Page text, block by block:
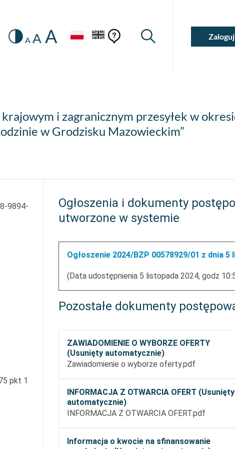
HEADER.SETTINGS_SR
Zmiana
A A A
Pomoc
PomocWyszukiwarka
Moje
i zagranicznym przesyłek w
w Grodzisku Mazowieckim”
9894-
pkt 1
Ogłoszenia i dokumenty
utworzone w systemie
Ogłoszenie 2024/BZP 00578929/01 z dnia 5
(Data udostępnienia 5 listopada 2024, godz
Pozostałe dokumenty
ZAWIADOMIENIE O WYBORZE OFERTY
(Usunięty automatycznie)
Zawiadomienie o wyborze oferty.pdf
INFORMACJA Z OTWARCIA OFERT (Usunięty
automatycznie)
INFORMACJA Z OTWARCIA OFERT.pdf
Informacja o kwocie na sfinansowanie